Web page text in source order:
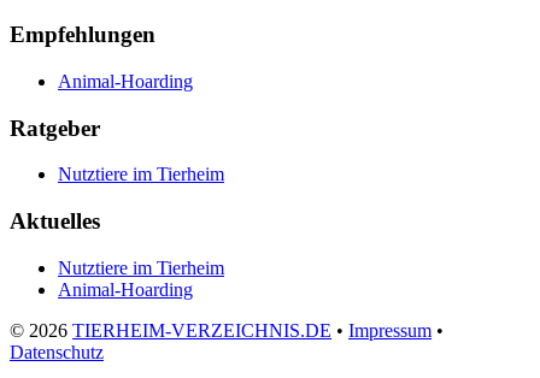
Empfehlungen
Animal-Hoarding
Ratgeber
Nutztiere im Tierheim
Aktuelles
Nutztiere im Tierheim
Animal-Hoarding
© 2026 TIERHEIM-VERZEICHNIS.DE • Impressum •
Datenschutz